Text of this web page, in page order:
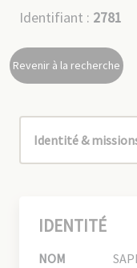
Identifiant : 2781
Revenir à la recherche
IDENTITÉ
NOM